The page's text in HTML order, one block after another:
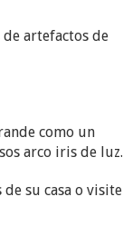
artefactos de
como un
arco iris de luz.
su casa o visite